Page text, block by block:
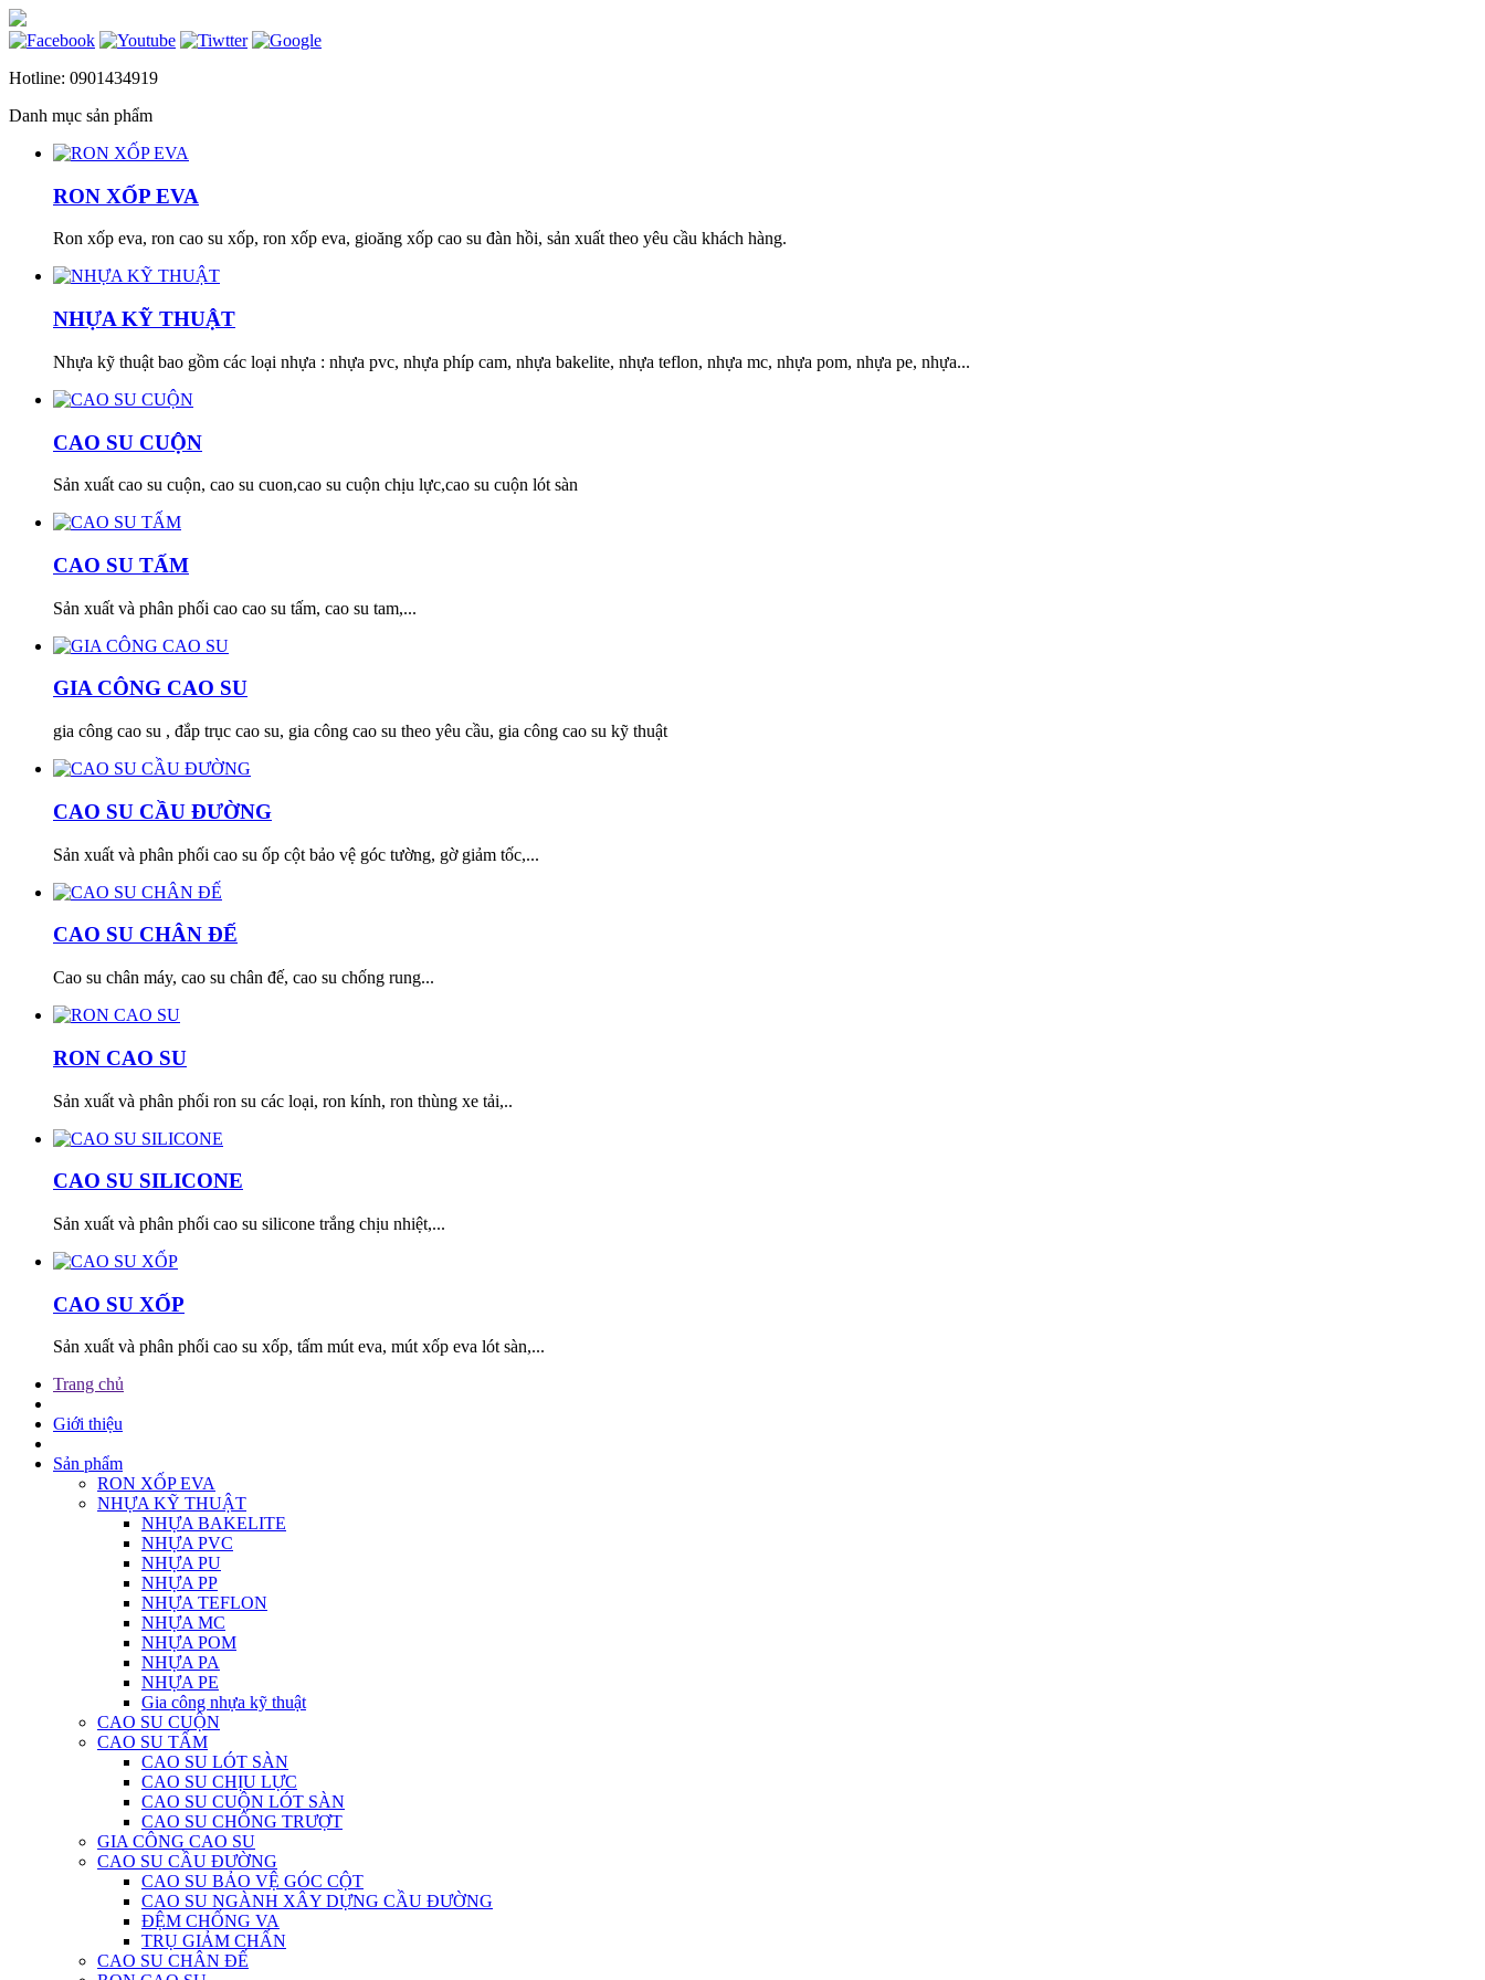
Hotline: 0901434919
Danh mục sản phẩm
RON XỐP EVA
Ron xốp eva, ron cao su xốp, ron xốp eva, gioăng xốp cao su đàn hồi, sản xuất theo yêu cầu khách hàng.
NHỰA KỸ THUẬT
Nhựa kỹ thuật bao gồm các loại nhựa : nhựa pvc, nhựa phíp cam, nhựa bakelite, nhựa teflon, nhựa mc, nhựa pom, nhựa pe, nhựa...
CAO SU CUỘN
Sản xuất cao su cuộn, cao su cuon,cao su cuộn chịu lực,cao su cuộn lót sàn
CAO SU TẤM
Sản xuất và phân phối cao cao su tấm, cao su tam,...
GIA CÔNG CAO SU
gia công cao su , đắp trục cao su, gia công cao su theo yêu cầu, gia công cao su kỹ thuật
CAO SU CẦU ĐƯỜNG
Sản xuất và phân phối cao su ốp cột bảo vệ góc tường, gờ giảm tốc,...
CAO SU CHÂN ĐẾ
Cao su chân máy, cao su chân đế, cao su chống rung...
RON CAO SU
Sản xuất và phân phối ron su các loại, ron kính, ron thùng xe tải,..
CAO SU SILICONE
Sản xuất và phân phối cao su silicone trắng chịu nhiệt,...
CAO SU XỐP
Sản xuất và phân phối cao su xốp, tấm mút eva, mút xốp eva lót sàn,...
Trang chủ
Giới thiệu
Sản phẩm
RON XỐP EVA
NHỰA KỸ THUẬT
NHỰA BAKELITE
NHỰA PVC
NHỰA PU
NHỰA PP
NHỰA TEFLON
NHỰA MC
NHỰA POM
NHỰA PA
NHỰA PE
Gia công nhựa kỹ thuật
CAO SU CUỘN
CAO SU TẤM
CAO SU LÓT SÀN
CAO SU CHỊU LỰC
CAO SU CUỘN LÓT SÀN
CAO SU CHỐNG TRƯỢT
GIA CÔNG CAO SU
CAO SU CẦU ĐƯỜNG
CAO SU BẢO VỆ GÓC CỘT
CAO SU NGÀNH XÂY DỰNG CẦU ĐƯỜNG
ĐỆM CHỐNG VA
TRỤ GIẢM CHẤN
CAO SU CHÂN ĐẾ